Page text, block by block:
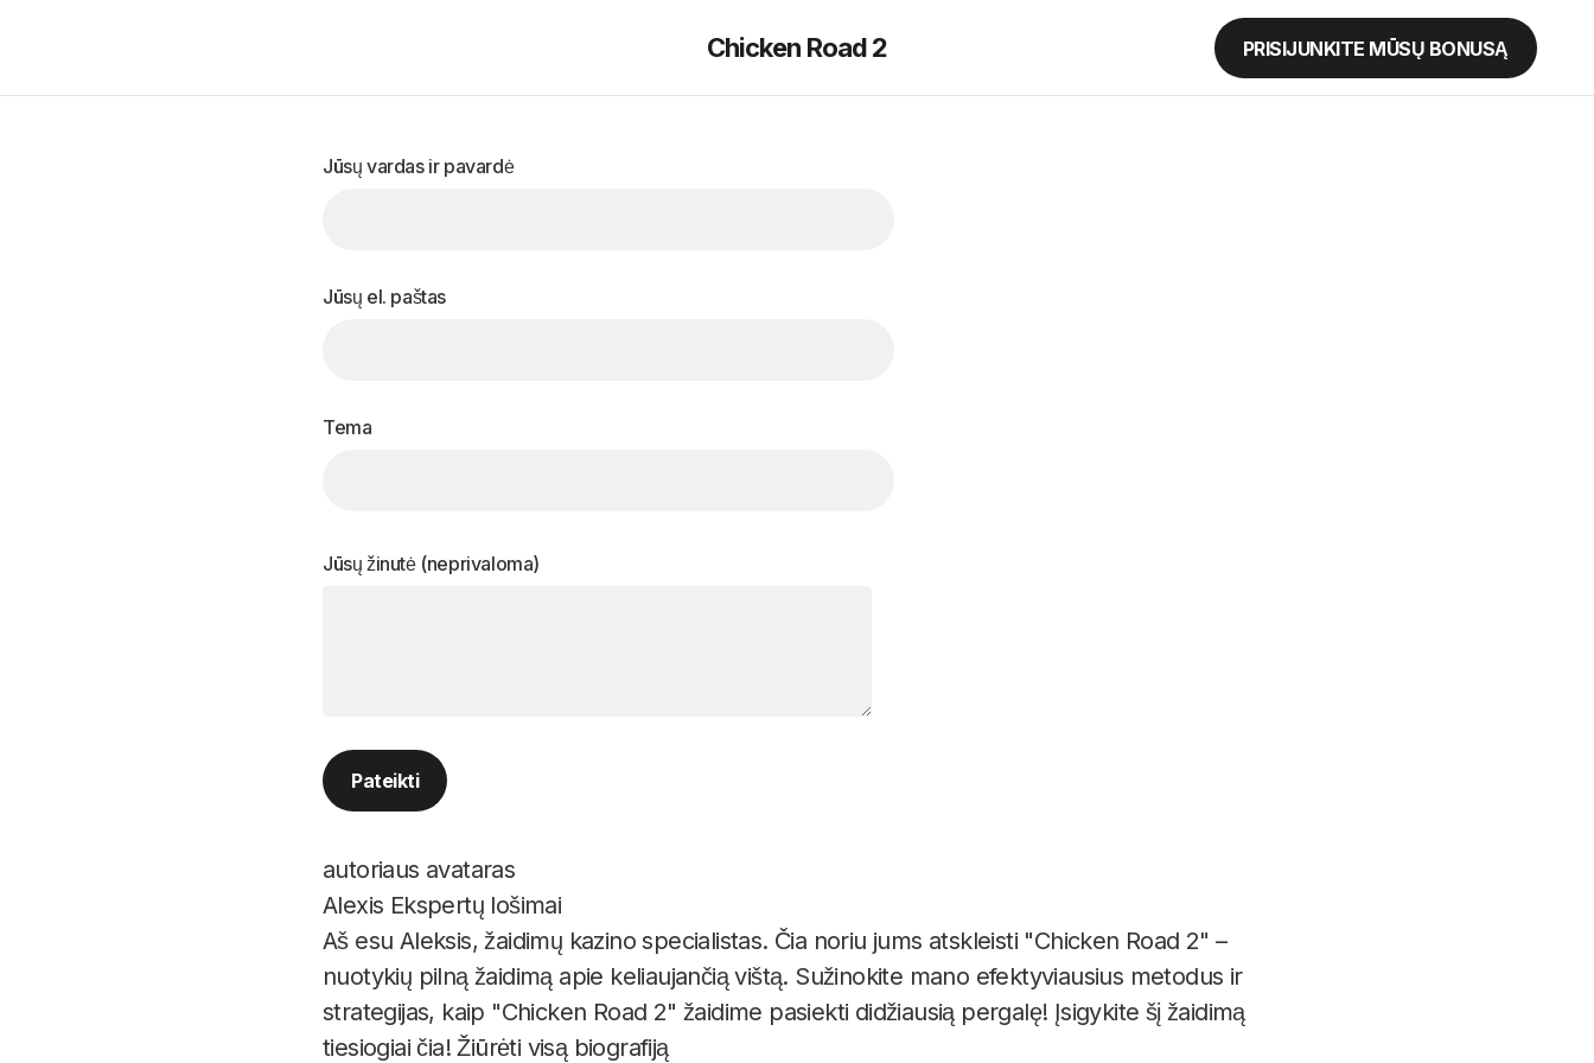
Chicken Road 2 PRISIJUNKITE MŪSŲ BONUSĄ
Jūsų vardas ir pavardė
Jūsų el. paštas
Tema
Jūsų žinutė (neprivaloma)
Alexis Ekspertų lošimai
Aš esu Aleksis, žaidimų kazino specialistas. Čia noriu jums atskleisti "Chicken Road 2" –
nuotykių pilną žaidimą apie keliaujančią vištą. Sužinokite mano efektyviausius metodus ir
strategijas, kaip "Chicken Road 2" žaidime pasiekti didžiausią pergalę! Įsigykite šį žaidimą
tiesiogiai čia! Žiūrėti visą biografiją